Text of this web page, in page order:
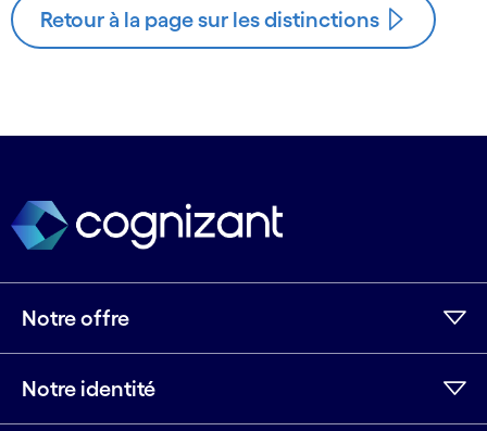
Retour à la page sur les distinctions
Notre offre
Notre identité